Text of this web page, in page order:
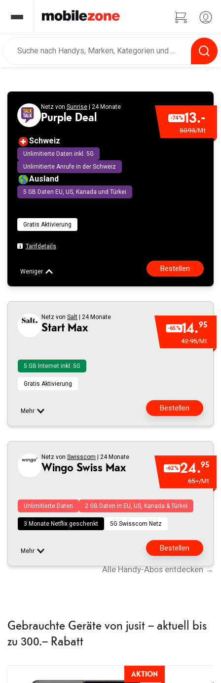
-74% 13.-
50.95/Mt
Netz von Sunrise | 24 Monate
Purple Deal
Schweiz
Unlimitierte Daten inkl. 5G
Unlimitierte Anrufe in der Schweiz
Ausland
5 GB Daten EU, US, Kanada und Türkei
Gratis Aktivierung
Tarifdetails
Weniger Bestellen
Warenkorb
-65% 14.95
42.95/Mt
Netz von Salt | 24 Monate
Start Max
5 GB Internet inkl. 5G
Gratis Aktivierung
Mehr Bestellen
Warenkorb
-62% 24.95
65.-/Mt
Netz von Swisscom | 24 Monate
Wingo Swiss Max
Unlimitierte Daten 2 GB Daten in EU, US, Kanada & Türkei
3 Monate Netflix geschenkt 5G Swisscom Netz
Mehr Bestellen
In
hinzugefügt
Alle Handy-Abos entdecken →
Gebrauchte Geräte von jusit – aktuell bis
zu 300.– Rabatt
AKTION